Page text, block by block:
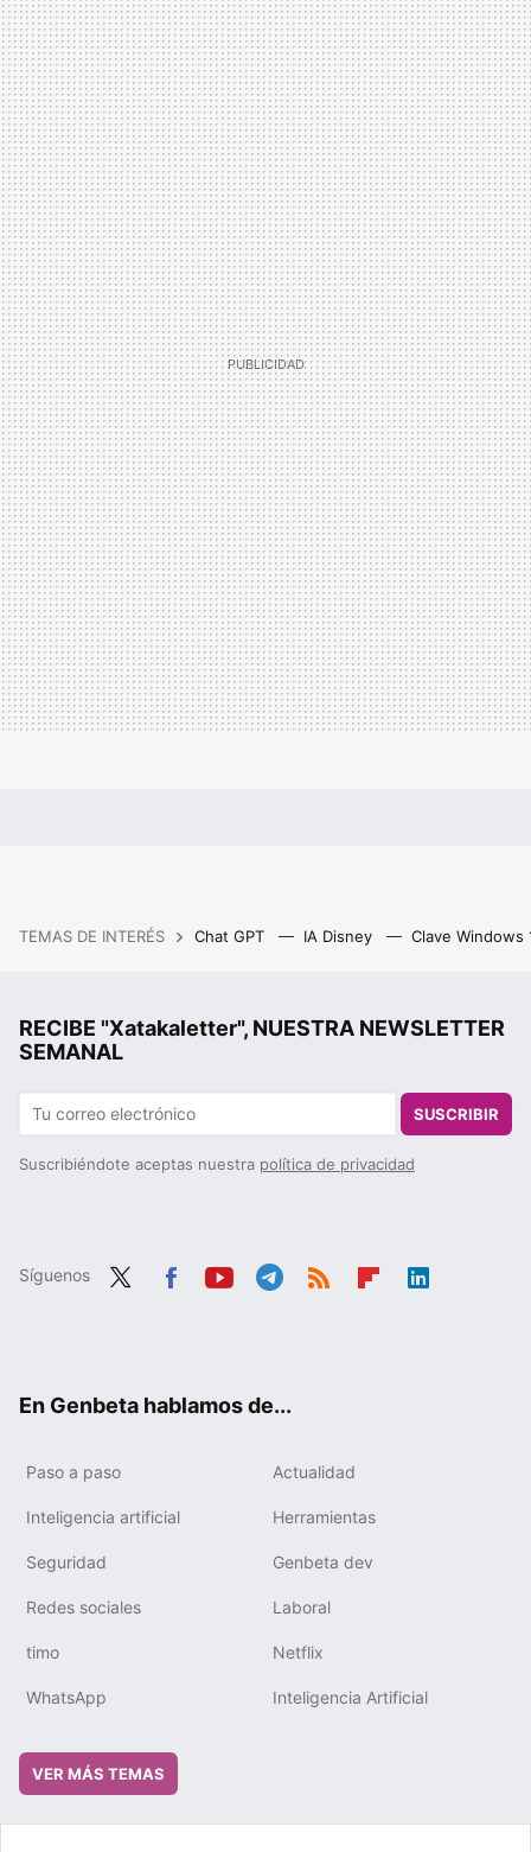
MAIL
TEMAS DE INTERÉS Chat GPT IA Disney Clave Windows
RECIBE "Xatakaletter", NUESTRA NEWSLETTER
SEMANAL
SUSCRIBIR
Suscribiéndote aceptas nuestra política de privacidad
Síguenos
En Genbeta hablamos de...
Paso a paso Actualidad
Inteligencia artificial Herramientas
Seguridad Genbeta dev
Redes sociales Laboral
timo Netflix
WhatsApp Inteligencia Artificial
VER MÁS TEMAS